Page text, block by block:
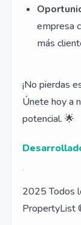
empresa
más
¡No pierdas
Únete hoy a
potencial. 🌟
2025 Todos
PropertyList